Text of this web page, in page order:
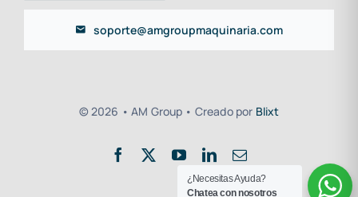
soporte@amgroupmaquinaria.com
© 2026 • AM Group • Creado por Blixt
¿Necesitas Ayuda?
Chatea con nosotros